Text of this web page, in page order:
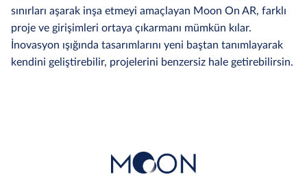
sınırları aşarak inşa etmeyi amaçlayan Moon On AR, farklı
proje ve girişimleri ortaya çıkarmanı mümkün kılar.
İnovasyon ışığında tasarımlarını yeni baştan tanımlayarak
kendini geliştirebilir, projelerini benzersiz hale getirebilirsin.